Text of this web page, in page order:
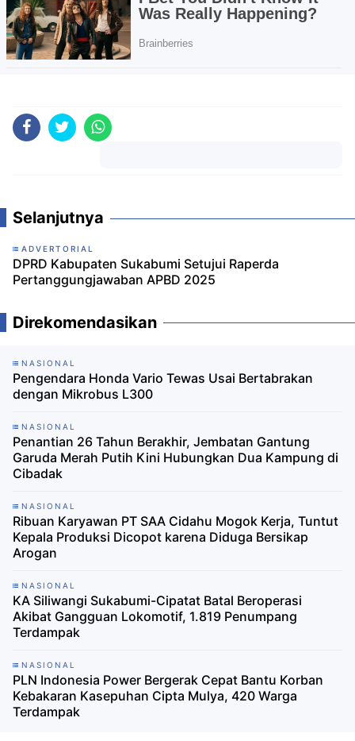
Selanjutnya
ADVERTORIAL
DPRD Kabupaten Sukabumi Setujui Raperda
Pertanggungjawaban APBD 2025
Direkomendasikan
NASIONAL
Pengendara Honda Vario Tewas Usai Bertabrakan
dengan Mikrobus L300
NASIONAL
Penantian 26 Tahun Berakhir, Jembatan Gantung
Garuda Merah Putih Kini Hubungkan Dua Kampung di
Cibadak
NASIONAL
Ribuan Karyawan PT SAA Cidahu Mogok Kerja, Tuntut
Kepala Produksi Dicopot karena Diduga Bersikap
Arogan
NASIONAL
KA Siliwangi Sukabumi-Cipatat Batal Beroperasi
Akibat Gangguan Lokomotif, 1.819 Penumpang
Terdampak
NASIONAL
PLN Indonesia Power Bergerak Cepat Bantu Korban
Kebakaran Kasepuhan Cipta Mulya, 420 Warga
Terdampak